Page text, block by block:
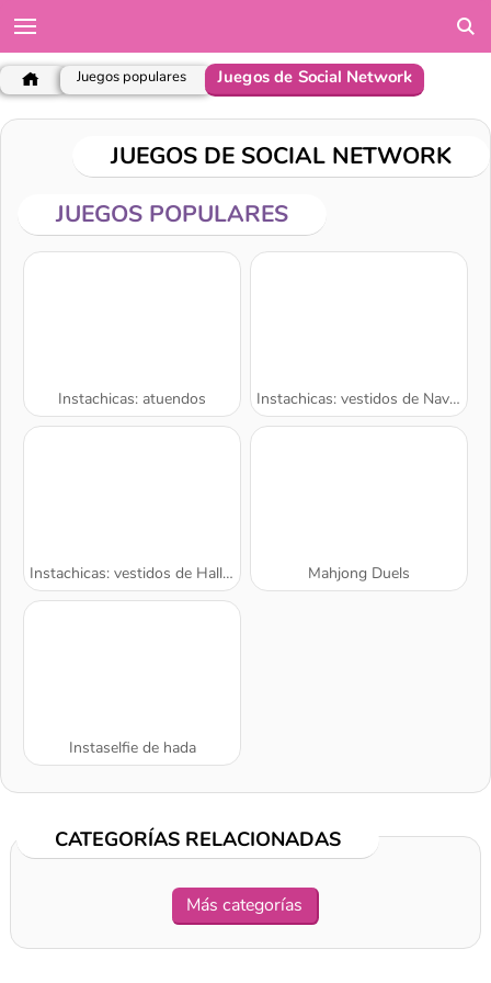
Juegos populares Juegos de Social Network
JUEGOS DE SOCIAL NETWORK
JUEGOS POPULARES
Instachicas: atuendos Instachicas: vestidos de Navidad
Instachicas: vestidos de Halloween Mahjong Duels
Instaselfie de hada
CATEGORÍAS RELACIONADAS
Más categorías